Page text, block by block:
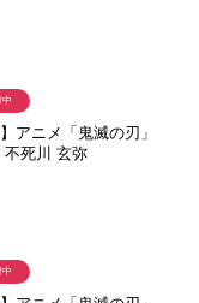
アニメ「鬼滅の刃」
不死川 玄弥
中
中